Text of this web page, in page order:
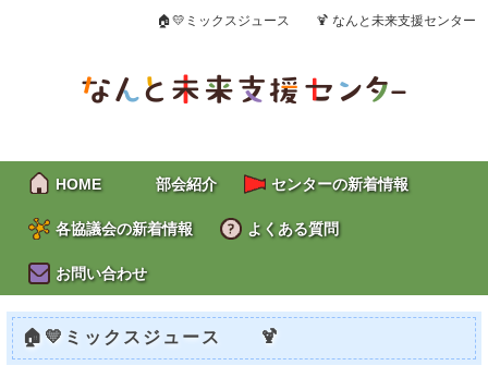
🏠💛ミックスジュース 🍹 なんと未来支援センター
HOME 部会紹介 センターの新着情報
各協議会の新着情報 よくある質問
お問い合わせ
🏠💛ミックスジュース 🍹